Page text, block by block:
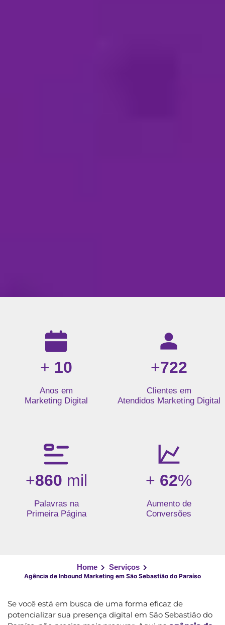
Resultados da nossa agência de marketing digital: mais
+ 10
Anos em
Marketing Digital
+722
Clientes em
Atendidos Marketing Digital
+860 mil
Palavras na
Primeira Página
+ 62%
Aumento de
Conversões
Home Serviços
Agência de Inbound Marketing em São Sebastião do Paraíso
Se você está em busca de uma forma eficaz de
potencializar sua presença digital em São Sebastião do